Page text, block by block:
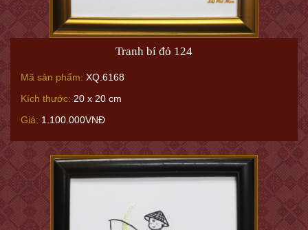
Tranh bí đỏ 124
Mã sản phẩm: XQ.6168
Kích thước: 20 x 20 cm
Giá: 1.100.000VNĐ